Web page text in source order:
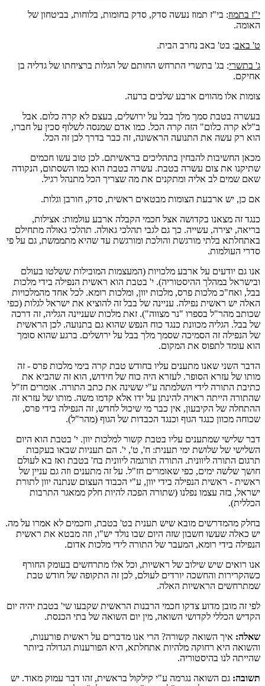
י"ז בתמוז: בי"ז תמוז נעשה סדק, סדק בחומות, בלוחות, בביטחון של
האומה.
ט' באב: בט' באב נחרב הבית.
ג' בתשרי: בג' בתשרי התרחש החותם של הגלות ברציחתו של גדליה בן
אחיקם.
צומות אלו מהווים ארבע שלבים ברעה.
בעשרה בטבת סמך מלך בבל על ירושלים, בעצם לא קרה כלום. אבל
ב"לא קרה כלום" הזה קרה הכל. כמו אדם שמנסה לשלוף סכין על חברו,
הוא רק עשה את התנועה הראשונה, זה כבר בדרך לכן זה הכל.
מכאן החשיבות להבחין בתהליכים בראשיתם. לכן טוב עשו חכמים
שתיקנו את צום עשרה בטבת. עשרה בטבת הוא כמו השסתום, הנקודה
שאם שמים לב אליה ומתקנים את מה שצריך הכל מתנהל רגיל.
אם כן, יש ארבעת הצומות מבטאים ראשית, סדק, חורבן וגלות.
כנגד זה מצאנו בקדושה אצל חכמי הקבלה ארבע עולמות: אצילות,
בריאה, יצירה, עשייה. כך גם לגבי תהלכי גאולה. תהלכי גאולה מתחילם
באתחלתא בלתי מורגשת והולכת ומורגשת עד שהיא מתממשת, גם על פי
סדרי העולמות.
אנו גם יודעים על ארבע מלכויות (המעצמות המובילות ששלטו בעולם
ובישראל במהלך ההיסטוריה). י' בטבת הוא ראשית הנפילה בידי מלכות
בבל, ואח"כ מלכות פרס, מלכות יוון, ומלכות רומא. לכל אחד מהמלכויות
האלה יש ראשית נפילה. עניינה של בבל זה להוציא את ישראל לגלות (כפי
שכותב מהר"ל בספרו "נר מצווה"). זאת מלכות שעניינה הגליה, זה דרכה
של בבל. הגליה מכוונת כנגד כוח הנפש שהוא גם בתנועה. לכן הראשית
של הנפילה זה הסמיכה שסמך מלך בבל על ירושלים. ברגע שהוא סומך
הוא עומד לתפוס את המקום.
הדבר השני שאנו מתענים עליו בחודש טבת קרה בימי מלכות פרס - זה
מותו של עזרא הסופר. לעזרא היה כוח של חידוש, הוא זה שהביא את
כתיבת התורה לידי השלמתה ע"י ששינה את כתב התורה. אומרים חז"ל
שהתורה הייתה ראויה להינתן על ידו אלא קדמו משה. מותו של עזרא זה
ההתחלה של הקיבעון, אין כבר מי שיכול לחדש, זה הנפילה בידי פרס,
שכוחה מכוון כנגד הגוף וכנגד הכבדות של הגוף (מהר"ל).
דבר שלישי שמתענים עליו בטבת קשור למלכות יוון. י' בטבת הוא היום
השלישי של שלושת ימי תענית: ח', ט', י'. הם תעניות שבאו בעקבות
תרגום התורה ליוונית. התורה תורגמה ליוונית בח' בטבת ואז בא לעולם
חושך שלשה ימים, כפי שאומרים חז"ל. על זה מתענים וזה גם עניין של
ראשית - ראשית הנפילה בידי יוון, ע"י הכבוד העצום שנתנה יוון לתורת
ישראל, בזה עצמו נפלנו (שתורה הפכה להיות חלק ממאגר התרבות
הכללית).
בחלק מהמדרשים מובא שיש תענית בט' בטבת, וחכמים לא אמרו על מה.
יש כאלה שעשו חשבון שזה היום שבו נולד יש"ו, וזה מבטא את ראשית
הנפילה בידי רומא, המעבר של התורה לידי מלכות אדום.
אנו רואים שיש שילוב של ראשיות, וכל אלו מתרחשים בעומק החורף
כשהקרירות והחשכה יורדים לעולם, לכן זה התקופה של חודש טבת
שמתרחשים הראשיות האלה.
לפי זה מובן מדוע צדקו חכמי הרבנות הראשית שקבעו שי' בטבת יהיה יום
הקדיש הכללי לקדושי השואה, מין יום השואה של בתי הכנסת.
שאלה: איך השואה קשורה? הרי אנו מדברים על ראשית פורענות,
והשואה היא רחוקה מלהיות אתחלתא, היא הפורענות הגדולה ביותר
שהייתה לנו בהיסטוריה.
תשובה: גם השואה נגרמה ע"י קילקול בראשית, זהו דבר עמוק מאוד. יש